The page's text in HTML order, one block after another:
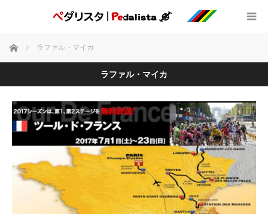
ホーム ラファル・マイカ
ラファル・マイカ